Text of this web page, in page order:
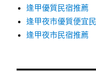
逢甲優質民宿推薦
逢甲夜市優質便宜
逢甲夜市民宿推薦